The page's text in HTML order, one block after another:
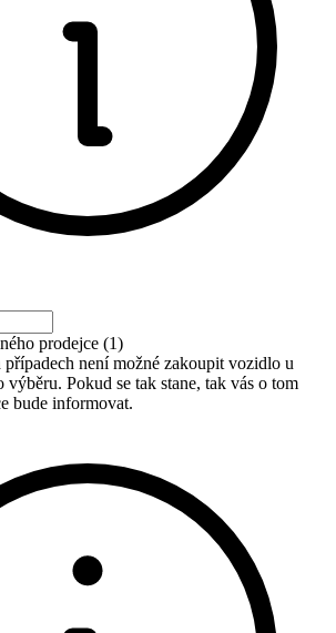
prodejce (1)
není možné zakoupit vozidlo u
výběru. Pokud se tak stane, tak vás o tom
bude informovat.